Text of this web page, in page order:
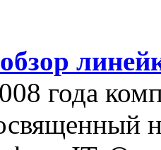
года